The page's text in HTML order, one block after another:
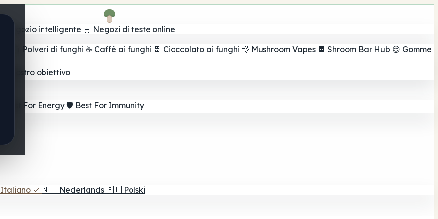
il negozio intelligente 🛒 Negozi di teste online
🫙 Polveri di funghi ☕ Caffè ai funghi 🍫 Cioccolato ai funghi 💨 Mushroom Vapes 🍫 Shroom Bar Hub 😌 Gomme
il vostro obiettivo
⚡ Best For Energy 🛡️ Best For Immunity
Italiano ✓ 🇳🇱 Nederlands 🇵🇱 Polski